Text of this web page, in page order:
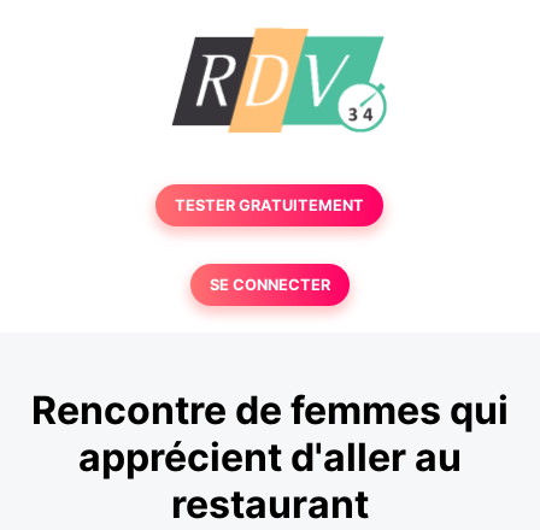
TESTER GRATUITEMENT
SE CONNECTER
Rencontre de femmes qui
apprécient d'aller au
restaurant